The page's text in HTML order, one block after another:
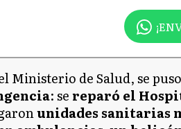
Ministerio de Salud, se
: se reparó el
unidades sanitarias